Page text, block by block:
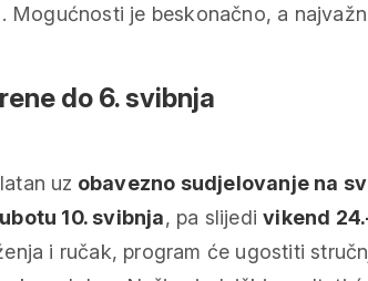
Mogućnosti je beskonačno, a
do 6. svibnja
uz obavezno sudjelovanje na
10. svibnja, pa slijedivikend
i ručak, program će ugostiti